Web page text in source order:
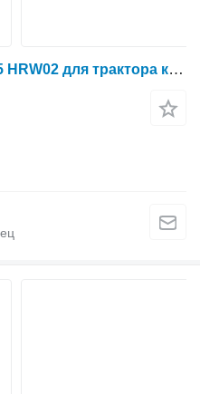
Двигатель John Deere 6125 HRW02 для трактора колесного John Deere